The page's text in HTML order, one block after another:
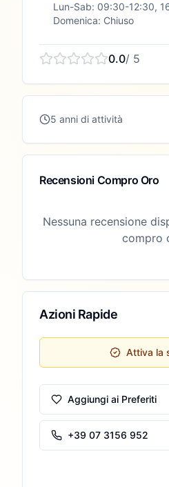
Lun-Sab: 09:30-12:30,
Domenica: Chiuso
0.0/ 5
5 anni di attività
Recensioni Compro Oro
Nessuna recensione
compro
Azioni Rapide
Attiva la
Aggiungi ai Preferiti
+39 07 3156 952